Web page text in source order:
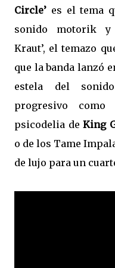
Circle’ es el tema
sonido motorik y
Kraut’, el temazo
que la banda lanzó
estela del
progresivo como
psicodelia de King
o de los Tame
de lujo para un